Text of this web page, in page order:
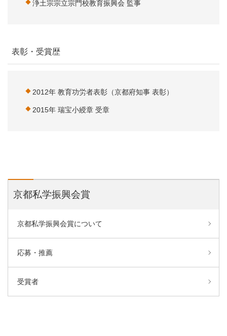
浄土宗宗立宗門校教育振興会 監事
表彰・受賞歴
2012年 教育功労者表彰（京都府知事 表彰）
2015年 瑞宝小綬章 受章
京都私学振興会賞
京都私学振興会賞について
応募・推薦
受賞者